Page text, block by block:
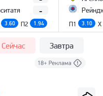
-
3.60 П2 1.94 П1 3.10 X
Сейчас Завтра